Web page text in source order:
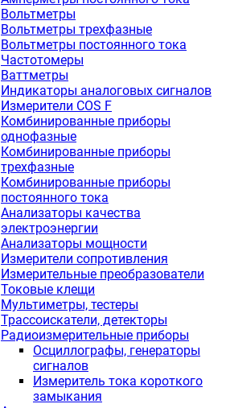
Вольтметры
Вольтметры трехфазные
Вольтметры постоянного тока
Частотомеры
Ваттметры
Индикаторы аналоговых сигналов
Измерители COS F
Комбинированные приборы
однофазные
Комбинированные приборы
трехфазные
Комбинированные приборы
постоянного тока
Анализаторы качества
электроэнергии
Анализаторы мощности
Измерители сопротивления
Измерительные преобразователи
Токовые клещи
Мультиметры, тестеры
Трассоискатели, детекторы
Радиоизмерительные приборы
Осциллографы, генераторы
сигналов
Измеритель тока короткого
замыкания